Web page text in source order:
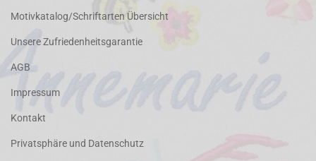
Motivkatalog/Schriftarten Übersicht
Unsere Zufriedenheitsgarantie
AGB
Impressum
Kontakt
Privatsphäre und Datenschutz